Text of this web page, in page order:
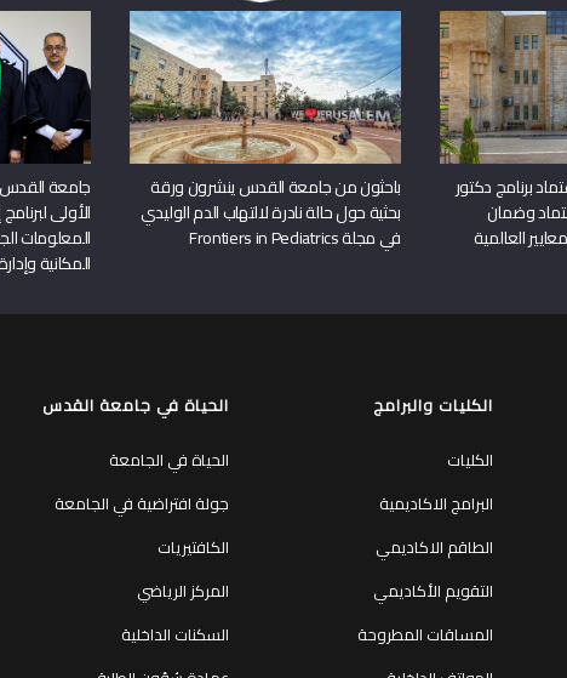
برنامج دكتور
وضمان
العالمية
باحثون من جامعة القدس ينشرون ورقة
بحثية حول حالة نادرة لالتهاب الدم الوليدي
في مجلة Frontiers in Pediatrics
جامعة القدس
الأولى
المعلومات
المكانية
الكليات والبرامج
الكليات
البرامج الاكاديمية
الطاقم الاكاديمي
التقويم الأكاديمي
المساقات المطروحة
الحياة في جامعة القدس
الحياة في الجامعة
جولة افتراضية في الجامعة
الكافتيريات
المركز الرياضي
السكنات الداخلية